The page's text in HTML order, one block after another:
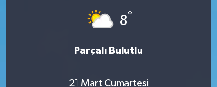
8°
Parçalı Bulutlu
21 Mart Cumartesi